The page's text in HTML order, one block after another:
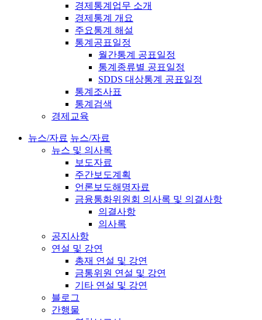
경제통계업무 소개
경제통계 개요
주요통계 해설
통계공표일정
월간통계 공표일정
통계종류별 공표일정
SDDS 대상통계 공표일정
통계조사표
통계검색
경제교육
뉴스/자료 뉴스/자료
뉴스 및 의사록
보도자료
주간보도계획
언론보도해명자료
금융통화위원회 의사록 및 의결사항
의결사항
의사록
공지사항
연설 및 강연
총재 연설 및 강연
금통위원 연설 및 강연
기타 연설 및 강연
블로그
간행물